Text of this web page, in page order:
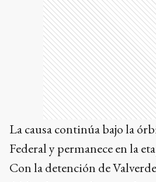
La causa continúa bajo la
Federal y permanece en la
Con la detención de